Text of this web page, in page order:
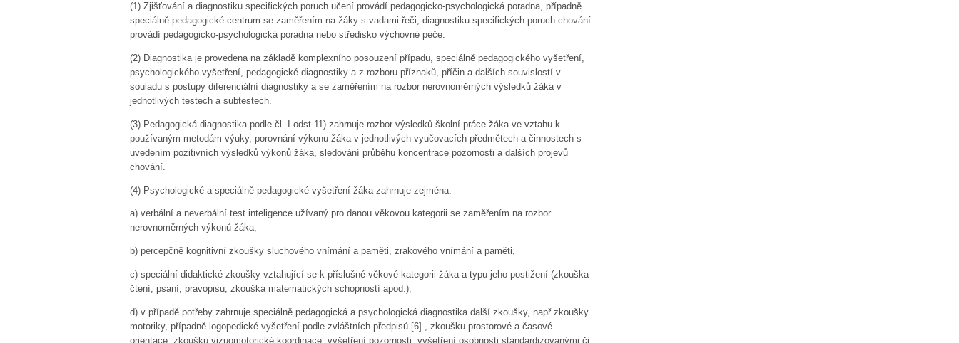
(1) Zjišťování a diagnostiku specifických poruch učení provádí pedagogicko-psychologická poradna, případně
speciálně pedagogické centrum se zaměřením na žáky s vadami řeči, diagnostiku specifických poruch chování
provádí pedagogicko-psychologická poradna nebo středisko výchovné péče.
(2) Diagnostika je provedena na základě komplexního posouzení případu, speciálně pedagogického vyšetření,
psychologického vyšetření, pedagogické diagnostiky a z rozboru příznaků, příčin a dalších souvislostí v
souladu s postupy diferenciální diagnostiky a se zaměřením na rozbor nerovnoměrných výsledků žáka v
jednotlivých testech a subtestech.
(3) Pedagogická diagnostika podle čl. I odst.11) zahrnuje rozbor výsledků školní práce žáka ve vztahu k
používaným metodám výuky, porovnání výkonu žáka v jednotlivých vyučovacích předmětech a činnostech s
uvedením pozitivních výsledků výkonů žáka, sledování průběhu koncentrace pozornosti a dalších projevů
chování.
(4) Psychologické a speciálně pedagogické vyšetření žáka zahrnuje zejména:
a) verbální a neverbální test inteligence užívaný pro danou věkovou kategorii se zaměřením na rozbor
nerovnoměrných výkonů žáka,
b) percepčně kognitivní zkoušky sluchového vnímání a paměti, zrakového vnímání a paměti,
c) speciální didaktické zkoušky vztahující se k příslušné věkové kategorii žáka a typu jeho postižení (zkouška
čtení, psaní, pravopisu, zkouška matematických schopností apod.),
d) v případě potřeby zahrnuje speciálně pedagogická a psychologická diagnostika další zkoušky, např.zkoušky
motoriky, případně logopedické vyšetření podle zvláštních předpisů [6]
, zkoušku prostorové a časové
orientace, zkoušku vizuomotorické koordinace, vyšetření pozornosti, vyšetření osobnosti standardizovanými či